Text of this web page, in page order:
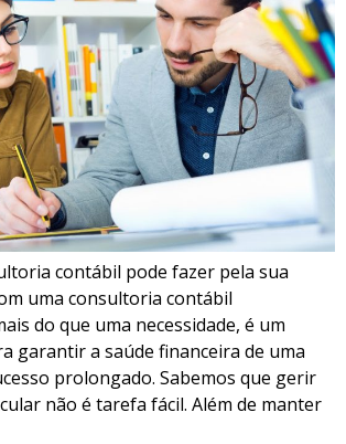
contábil pode fazer pela sua
uma consultoria contábil
do que uma necessidade, é um
garantir a saúde financeira de uma
prolongado. Sabemos que gerir
não é tarefa fácil. Além de manter